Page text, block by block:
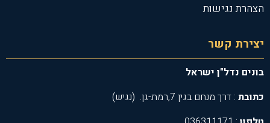
הצהרת נגישות
יצירת קשר
בונים נדל"ן ישראל
כתובת : דרך מנחם בגין 7,רמת-גן. (נגיש)